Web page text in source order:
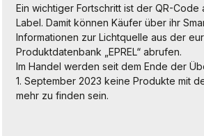
Ein wichtiger Fortschritt ist der QR-Code
Label. Damit können Käufer über ihr
Informationen zur Lichtquelle aus der
Produktdatenbank „EPREL“ abrufen.
Im Handel werden seit dem Ende der
1. September 2023 keine Produkte mit
mehr zu finden sein.